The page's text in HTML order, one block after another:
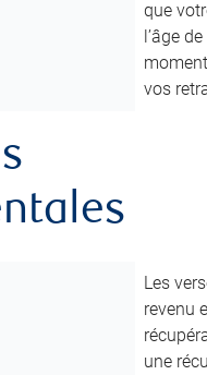
que
l’âge
vos
Les
revenu
une